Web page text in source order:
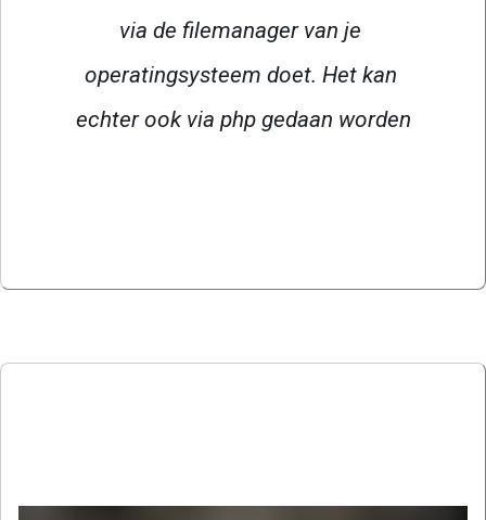
via de filemanager van je
operatingsysteem doet. Het kan
echter ook via php gedaan worden